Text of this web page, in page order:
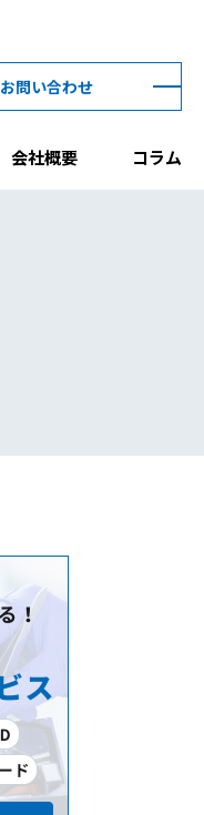
お問い合わせ
会社概要 コラム